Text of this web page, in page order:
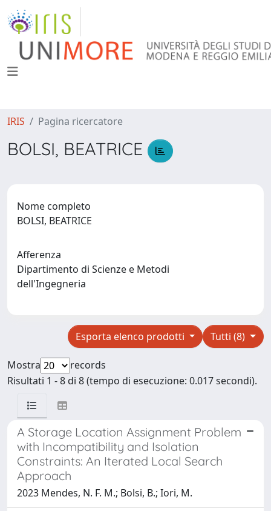
IRIS Pagina ricercatore
BOLSI, BEATRICE
Nome completo
BOLSI, BEATRICE
Afferenza
Dipartimento di Scienze e Metodi
dell'Ingegneria
Tutti (8)
Esporta elenco prodotti
Mostra
records
Risultati 1 - 8 di 8 (tempo di esecuzione: 0.017 secondi).
A Storage Location Assignment Problem
with Incompatibility and Isolation
Constraints: An Iterated Local Search
Approach
2023 Mendes, N. F. M.; Bolsi, B.; Iori, M.